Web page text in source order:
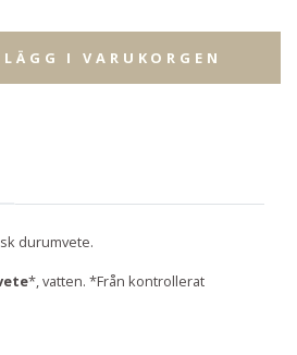
LÄGG I VARUKORGEN
durumvete.
*, vatten. *Från kontrollerat